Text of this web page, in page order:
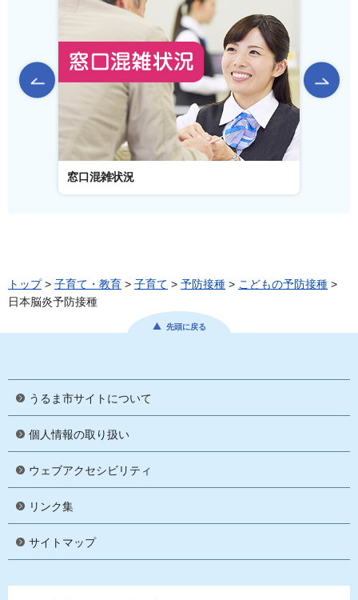
前のスライドを表示
窓口混雑状況
トップ> 子育て・教育 > 子育て > 予防接種 > こどもの予防接種 >
日本脳炎予防接種
先頭に戻る
うるま市サイトについて
個人情報の取り扱い
ウェブアクセシビリティ
リンク集
サイトマップ